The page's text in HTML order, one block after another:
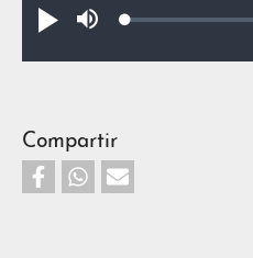
Reproducir
SilenciarLoaded:
Compartir